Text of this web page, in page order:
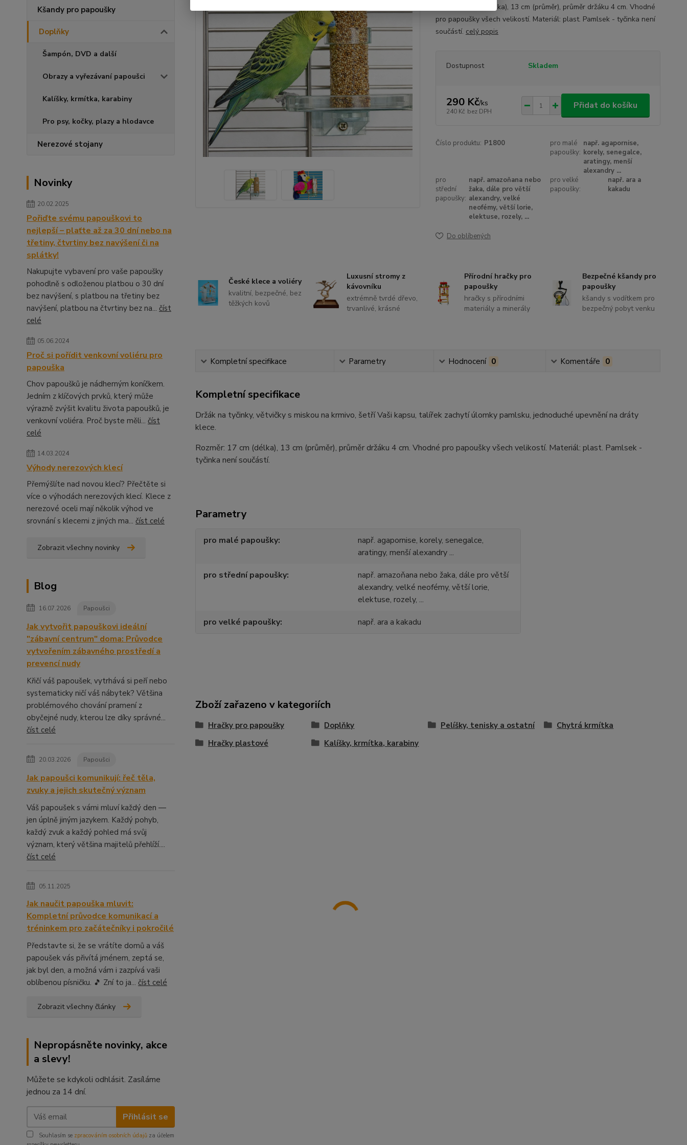
Kšandy pro papoušky
Doplňky
Šampón, DVD a další
Obrazy a vyřezávaní papoušci
Kalíšky, krmítka, karabiny
Pro psy, kočky, plazy a hlodavce
Nerezové stojany
Novinky
20.02.2025
Pořiďte svému papouškovi to
nejlepší – plaťte až za 30 dní nebo na
třetiny, čtvrtiny bez navýšení či na
splátky!
Nakupujte vybavení pro vaše papoušky
pohodlně s odloženou platbou o 30 dní
bez navýšení, s platbou na třetiny bez
navýšení, platbou na čtvrtiny bez na... číst
celé
05.06.2024
Proč si pořídit venkovní voliéru pro
papouška
Chov papoušků je nádherným koníčkem.
Jedním z klíčových prvků, který může
výrazně zvýšit kvalitu života papoušků, je
venkovní voliéra. Proč byste měli... číst
celé
14.03.2024
Výhody nerezových klecí
Přemýšlíte nad novou klecí? Přečtěte si
více o výhodách nerezových klecí. Klece z
nerezové oceli mají několik výhod ve
srovnání s klecemi z jiných ma... číst celé
Zobrazit všechny novinky
Blog
16.07.2026 Papoušci
Jak vytvořit papouškovi ideální
"zábavní centrum" doma: Průvodce
vytvořením zábavného prostředí a
prevencí nudy
Křičí váš papoušek, vytrhává si peří nebo
systematicky ničí váš nábytek? Většina
problémového chování pramení z
obyčejné nudy, kterou lze díky správné...
číst celé
20.03.2026 Papoušci
Jak papoušci komunikují: řeč těla,
zvuky a jejich skutečný význam
Váš papoušek s vámi mluví každý den —
jen úplně jiným jazykem. Každý pohyb,
každý zvuk a každý pohled má svůj
význam, který většina majitelů přehlíží....
číst celé
05.11.2025
Jak naučit papouška mluvit:
Kompletní průvodce komunikací a
tréninkem pro začátečníky i pokročilé
Představte si, že se vrátíte domů a váš
papoušek vás přivítá jménem, zeptá se,
jak byl den, a možná vám i zazpívá vaši
oblíbenou písničku. 🎵 Zní to ja... číst celé
Zobrazit všechny články
Nepropásněte novinky, akce
a slevy!
Můžete se kdykoli odhlásit. Zasíláme
jednou za 14 dní.
Přihlásit se
Souhlasím se zpracováním osobních údajů za účelem
Rozměr: 17 cm (délka), 13 cm (průměr), průměr držáku 4 cm. Vhodné
pro papoušky všech velikostí. Materiál: plast. Pamlsek - tyčinka není
součástí. celý popis
Dostupnost Skladem
290 Kč/ks
240 Kč bez DPH
Přidat do košíku
Číslo produktu: P1800
pro malé
papoušky:
např. agapornise,
korely, senegalce,
aratingy, menší
alexandry ...
pro
střední
papoušky:
např. amazoňana nebo
žaka, dále pro větší
alexandry, velké
neofémy, větší lorie,
elektuse, rozely, ...
pro velké
papoušky:
např. ara a
kakadu
Do oblíbených
České klece a voliéry
kvalitní, bezpečné, bez
těžkých kovů
Luxusní stromy z
kávovníku
extrémně tvrdé dřevo,
trvanlivé, krásné
Přírodní hračky pro
papoušky
hračky s přírodními
materiály a minerály
Bezpečné kšandy pro
papoušky
kšandy s vodítkem pro
bezpečný pobyt venku
Kompletní specifikace Parametry Hodnocení 0 Komentáře 0
Kompletní specifikace
Držák na tyčinky, větvičky s miskou na krmivo, šetří Vaši kapsu, talířek zachytí úlomky pamlsku, jednoduché upevnění na dráty
klece.
Rozměr: 17 cm (délka), 13 cm (průměr), průměr držáku 4 cm. Vhodné pro papoušky všech velikostí. Materiál: plast. Pamlsek -
tyčinka není součástí.
Parametry
pro malé papoušky
např. agapornise, korely, senegalce,
aratingy, menší alexandry ...
pro střední papoušky
např. amazoňana nebo žaka, dále pro větší
alexandry, velké neofémy, větší lorie,
elektuse, rozely, ...
pro velké papoušky
např. ara a kakadu
Zboží zařazeno v kategoriích
Hračky pro papoušky Doplňky Pelíšky, tenisky a ostatní
Chytrá krmítka
Hračky plastové
Kalíšky, krmítka, karabiny